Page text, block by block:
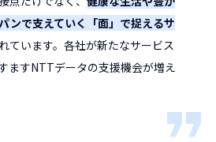
ンで支えていく「面」で捉えるサ
ています。各社が新たなサービス
ますNTTデータの支援機会が増え